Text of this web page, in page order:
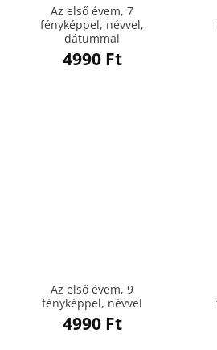
Az első évem, 7
fényképpel, névvel,
dátummal
4990 Ft
Az első évem, 9
fényképpel, névvel
4990 Ft